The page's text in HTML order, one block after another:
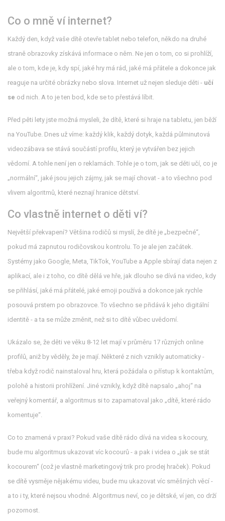
Co o mně ví internet?
Každý den, když vaše dítě otevře tablet nebo telefon, někdo na druhé
straně obrazovky získává informace o něm. Ne jen o tom, co si prohlíží,
ale o tom, kde je, kdy spí, jaké hry má rád, jaké má přátele a dokonce jak
reaguje na určité obrázky nebo slova. Internet už nejen sleduje děti - učí
se od nich. A to je ten bod, kde se to přestává líbit.
Před pěti lety jste možná mysleli, že dítě, které si hraje na tabletu, jen běží
na YouTube. Dnes už víme: každý klik, každý dotyk, každá půlminutová
videozábava se stává součástí profilu, který je vytvářen bez jejich
vědomí. A tohle není jen o reklamách. Tohle je o tom, jak se děti učí, co je
„normální“, jaké jsou jejich zájmy, jak se mají chovat - a to všechno pod
vlivem algoritmů, které neznají hranice dětství.
Co vlastně internet o děti ví?
Největší překvapení? Většina rodičů si myslí, že dítě je „bezpečné“,
pokud má zapnutou rodičovskou kontrolu. To je ale jen začátek.
Systémy jako Google, Meta, TikTok, YouTube a Apple sbírají data nejen z
aplikací, ale i z toho, co dítě dělá ve hře, jak dlouho se dívá na video, kdy
se přihlásí, jaké má přátelé, jaké emoji používá a dokonce jak rychle
posouvá prstem po obrazovce. To všechno se přidává k jeho digitální
identitě - a ta se může změnit, než si to dítě vůbec uvědomí.
Ukázalo se, že děti ve věku 8-12 let mají v průměru 17 různých online
profilů, aniž by věděly, že je mají. Některé z nich vznikly automaticky -
třeba když rodič nainstaloval hru, která požádala o přístup k kontaktům,
polohě a historii prohlížení. Jiné vznikly, když dítě napsalo „ahoj“ na
veřejný komentář, a algoritmus si to zapamatoval jako „dítě, které rádo
komentuje“.
Co to znamená v praxi? Pokud vaše dítě rádo dívá na videa s kocoury,
bude mu algoritmus ukazovat víc kocourů - a pak i videa o „jak se stát
kocourem“ (což je vlastně marketingový trik pro prodej hraček). Pokud
se dítě vysměje nějakému videu, bude mu ukazovat víc směšných věcí -
a to i ty, které nejsou vhodné. Algoritmus neví, co je dětské, ví jen, co drží
pozornost.